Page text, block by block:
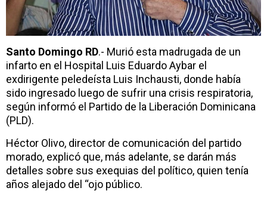
Santo Domingo RD.- Murió esta madrugada de un
infarto en el Hospital Luis Eduardo Aybar el
exdirigente peledeísta Luis Inchausti, donde había
sido ingresado luego de sufrir una crisis respiratoria,
según informó el Partido de la Liberación Dominicana
(PLD).
Héctor Olivo, director de comunicación del partido
morado, explicó que, más adelante, se darán más
detalles sobre sus exequias del político, quien tenía
años alejado del “ojo público.